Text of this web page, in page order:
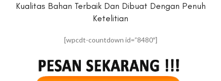
Kualitas Bahan Terbaik Dan Dibuat Dengan Penuh
Ketelitian
[wpcdt-countdown id=”8480″]